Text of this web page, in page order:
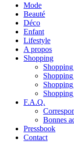
Mode
Beauté
Déco
Enfant
Lifestyle
A propos
Shopping
F.A.Q.
Bonnes
Pressbook
Contact